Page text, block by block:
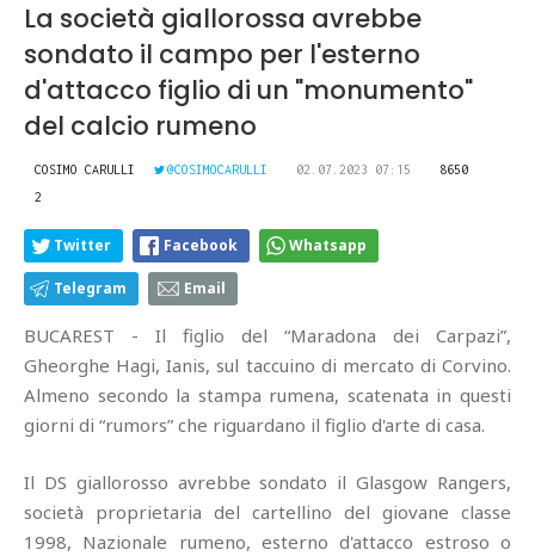
La società giallorossa avrebbe
sondato il campo per l'esterno
d'attacco figlio di un "monumento"
del calcio rumeno
COSIMO CARULLI @COSIMOCARULLI 02.07.2023 07:15
8650
2
Twitter Facebook Whatsapp
Telegram Email
BUCAREST - Il figlio del “Maradona dei Carpazi”,
Gheorghe Hagi, Ianis, sul taccuino di mercato di Corvino.
Almeno secondo la stampa rumena, scatenata in questi
giorni di “rumors” che riguardano il figlio d'arte di casa.
Il DS giallorosso avrebbe sondato il Glasgow Rangers,
società proprietaria del cartellino del giovane classe
1998, Nazionale rumeno, esterno d'attacco estroso o